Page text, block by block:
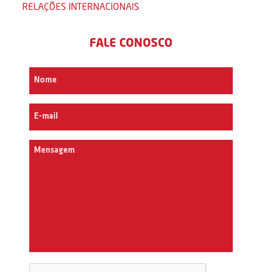
RELAÇÕES INTERNACIONAIS
FALE CONOSCO